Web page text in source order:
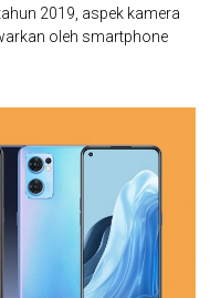
2019, aspek kamera
oleh smartphone